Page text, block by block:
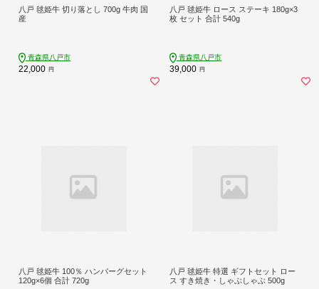
八戸 毬姫牛 切り落とし 700g 牛肉 国
産
青森県八戸市
22,000 円
八戸 毬姫牛 ロース ステーキ 180g×3
枚 セット 合計 540g
青森県八戸市
39,000 円
八戸 毬姫牛 100％ ハンバーグセット
120g×6個 合計 720g
八戸 毬姫牛 特選 ギフトセット ロー
ス すき焼き・しゃぶしゃぶ 500g